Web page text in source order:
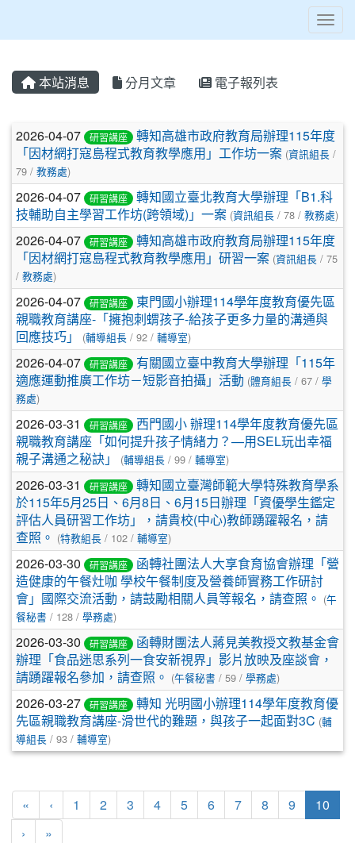
本站消息 分月文章 電子報列表
文章列表
2026-04-07 研習講座
轉知高雄市政府教育局辦理115年度
「因材網打寇島程式教育教學應用」工作坊一案 (資訊組長 /
79 / 教務處)
2026-04-07 研習講座
轉知國立臺北教育大學辦理「B1.科
技輔助自主學習工作坊(跨領域)」一案 (資訊組長 / 78 / 教務處)
2026-04-07 研習講座
轉知高雄市政府教育局辦理115年度
「因材網打寇島程式教育教學應用」研習一案 (資訊組長 / 75
/ 教務處)
2026-04-07 研習講座
東門國小辦理114學年度教育優先區
親職教育講座-「擁抱刺蝟孩子-給孩子更多力量的溝通與
回應技巧」
(輔導組長 / 92 / 輔導室)
2026-04-07 研習講座
有關國立臺中教育大學辦理「115年
適應運動推廣工作坊－短影音拍攝」活動 (體育組長 / 67 / 學
務處)
2026-03-31 研習講座
西門國小 辦理114學年度教育優先區
親職教育講座「如何提升孩子情緒力？—用SEL玩出幸福
親子溝通之秘訣」
(輔導組長 / 99 / 輔導室)
2026-03-31 研習講座
轉知國立臺灣師範大學特殊教育學系
於115年5月25日、6月8日、6月15日辦理「資優學生鑑定
評估人員研習工作坊」，請貴校(中心)教師踴躍報名，請
查照。 (特教組長 / 102 / 輔導室)
2026-03-30 研習講座
函轉社團法人大享食育協會辦理「營
造健康的午餐灶咖 學校午餐制度及營養師實務工作研討
會」國際交流活動，請鼓勵相關人員等報名，請查照。 (午
餐秘書 / 128 / 學務處)
2026-03-30 研習講座
函轉財團法人蔣見美教授文教基金會
辦理「食品迷思系列一食安新視界」影片放映及座談會，
請踴躍報名參加，請查照。 (午餐秘書 / 59 / 學務處)
2026-03-27 研習講座
轉知 光明國小辦理114學年度教育優
先區親職教育講座-滑世代的難題，與孩子一起面對3C (輔
導組長 / 93 / 輔導室)
« 第一頁
‹ 上一頁
1 2 3 4 5 6 7 8 9 10
› 下一頁
»